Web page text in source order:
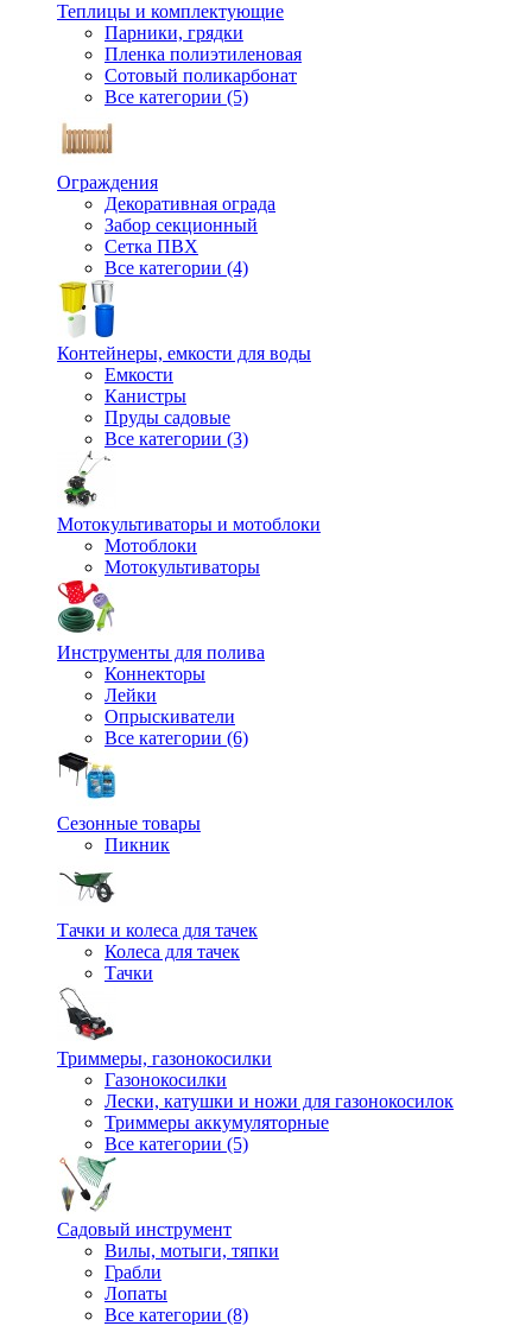
Теплицы и комплектующие
Парники, грядки
Пленка полиэтиленовая
Сотовый поликарбонат
Все категории (5)
Ограждения
Декоративная ограда
Забор секционный
Сетка ПВХ
Все категории (4)
Контейнеры, емкости для воды
Емкости
Канистры
Пруды садовые
Все категории (3)
Мотокультиваторы и мотоблоки
Мотоблоки
Мотокультиваторы
Инструменты для полива
Коннекторы
Лейки
Опрыскиватели
Все категории (6)
Сезонные товары
Пикник
Тачки и колеса для тачек
Колеса для тачек
Тачки
Триммеры, газонокосилки
Газонокосилки
Лески, катушки и ножи для газонокосилок
Триммеры аккумуляторные
Все категории (5)
Садовый инструмент
Вилы, мотыги, тяпки
Грабли
Лопаты
Все категории (8)